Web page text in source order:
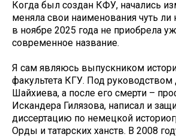
Когда был создан КФУ, начались
меняла свои наименования чуть ли
в ноябре 2025 года не приобрела
современное название.
Я сам являюсь выпускником
факультета КГУ. Под руководством
Шайхиева, а после его смерти –
Искандера Гилязова, написал и
диссертацию по немецкой
Орды и татарских ханств. В 2008